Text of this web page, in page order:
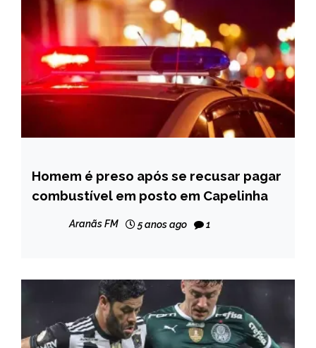
CAPELINHA
NOTÍCIAS
Homem é preso após se recusar pagar
combustível em posto em Capelinha
Aranãs FM 5 anos ago 1